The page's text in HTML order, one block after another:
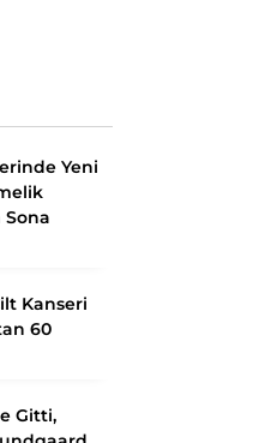
Yeni
Sona
Kanseri
60
Gitti,